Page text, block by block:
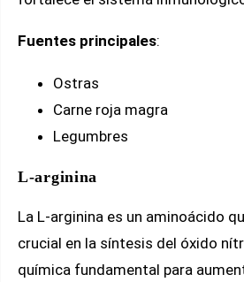
Fuentes principales:
Ostras
Carne roja magra
Legumbres
L-arginina
La L-arginina es un aminoácido
crucial en la síntesis del óxido
química fundamental para